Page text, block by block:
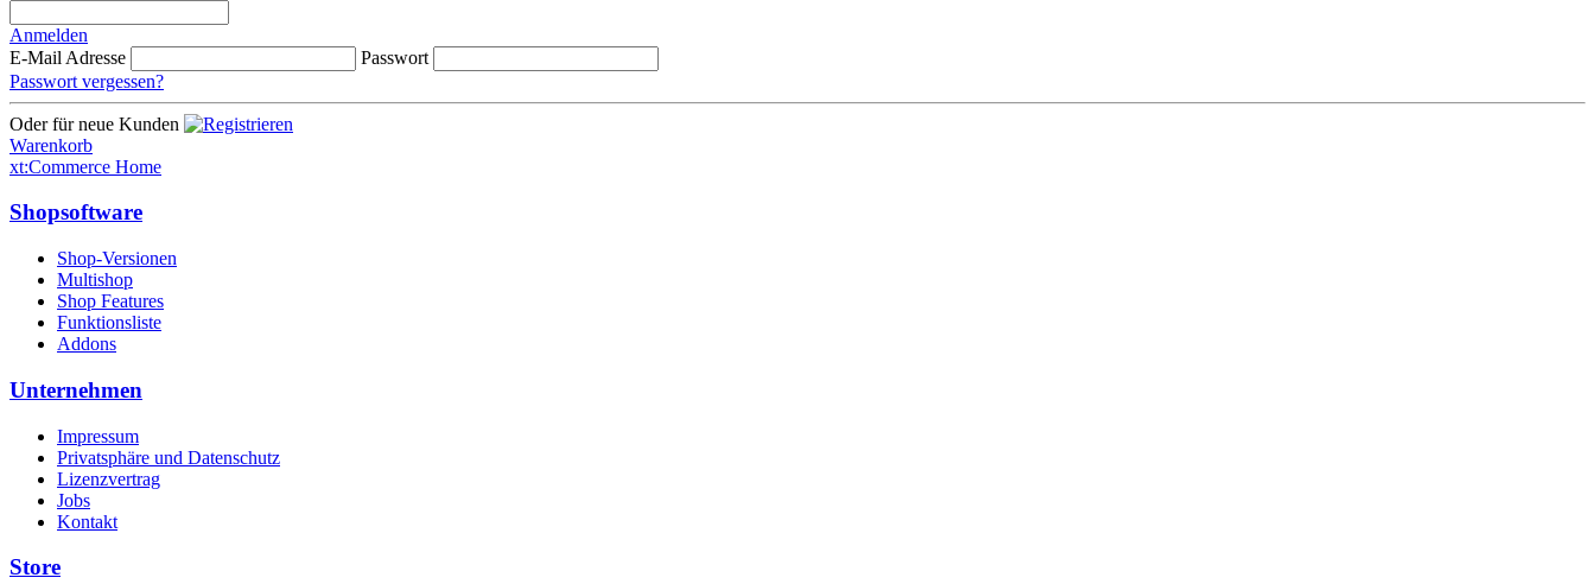
Anmelden
E-Mail Adresse
Passwort
Passwort vergessen?
Oder für neue Kunden
Warenkorb
xt:Commerce Home
Shopsoftware
Shop-Versionen
Multishop
Shop Features
Funktionsliste
Addons
Unternehmen
Impressum
Privatsphäre und Datenschutz
Lizenzvertrag
Jobs
Kontakt
Store